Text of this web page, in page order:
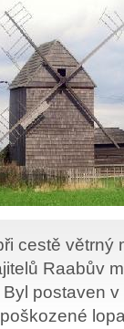
cestě větrný
Raabův
postaven